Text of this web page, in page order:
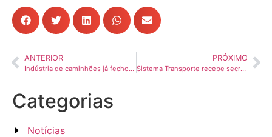
ANTERIOR
Indústria de caminhões já fechou 180 vagas neste ano
PRÓXIMO
Sistema Transporte recebe secretário de Economia do DF em visita institucional
Categorias
Notícias